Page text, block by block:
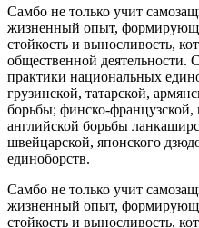
Самбо не только учит
жизненный опыт,
стойкость и выносливость,
общественной деятельности.
практики национальных
грузинской, татарской,
борьбы; финско-французской,
английской борьбы
швейцарской, японского
единоборств.
Самбо не только учит
жизненный опыт,
стойкость и выносливость,